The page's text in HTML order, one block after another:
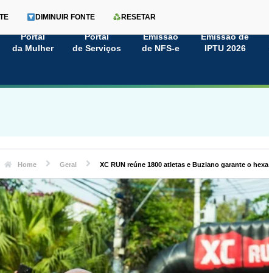
Portal
da Mulher
Portal
de Serviços
Emissão
de NFS-e
Emissão de
IPTU 2026
DIMINUIR FONTE RESETAR
Home Geral XC RUN reúne 1800 atletas e Buziano garante o hexa